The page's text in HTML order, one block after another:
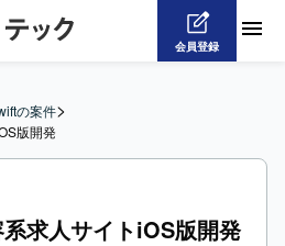
会員登録
の案件>
版開発
系求人サイトiOS版開発